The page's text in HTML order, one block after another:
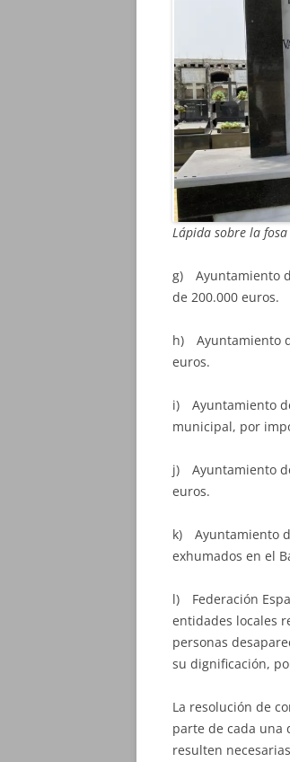
Lápida sobre la
g) Ayuntamiento
de 200.000 euros.
h) Ayuntamiento
euros.
i) Ayuntamiento
municipal, por
j) Ayuntamiento
euros.
k) Ayuntamiento
exhumados en el
l) Federación
entidades locales
personas
su dignificación,
La resolución de
parte de cada una
resulten